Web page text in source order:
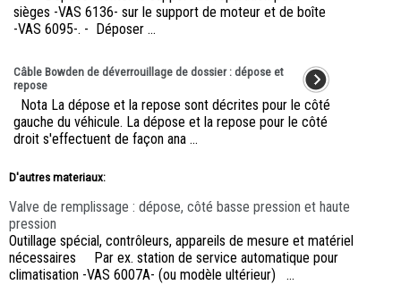
sièges -VAS 6136- sur le support de moteur et de boîte
-VAS 6095-. - Déposer ...
Câble Bowden de déverrouillage de dossier : dépose et
repose
Nota La dépose et la repose sont décrites pour le côté
gauche du véhicule. La dépose et la repose pour le côté
droit s'effectuent de façon ana ...
D'autres materiaux:
Valve de remplissage : dépose, côté basse pression et haute
pression
Outillage spécial, contrôleurs, appareils de mesure et matériel
nécessaires Par ex. station de service automatique pour
climatisation -VAS 6007A- (ou modèle ultérieur) ...